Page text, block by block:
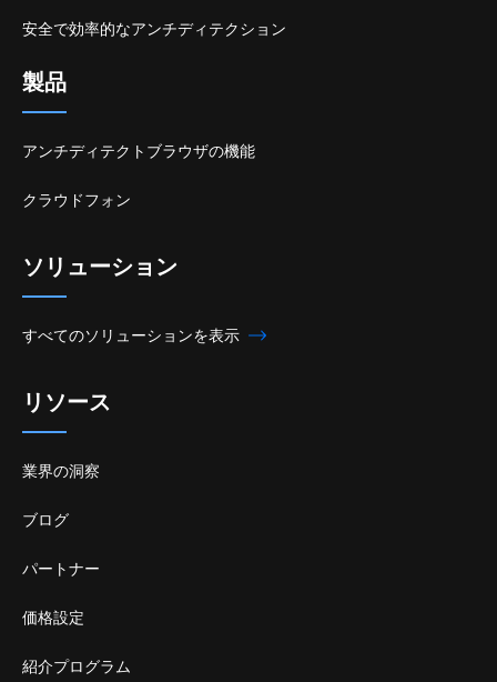
安全で効率的なアンチディテクション
製品
アンチディテクトブラウザの機能
クラウドフォン
ソリューション
すべてのソリューションを表示
リソース
業界の洞察
ブログ
パートナー
価格設定
紹介プログラム